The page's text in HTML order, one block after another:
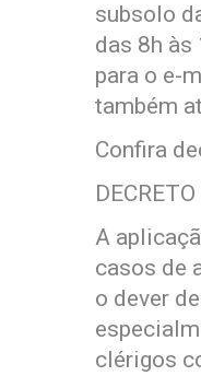
subsolo
das 8h às
para o e-
também
Confira
A
casos de
o dever
clérigos